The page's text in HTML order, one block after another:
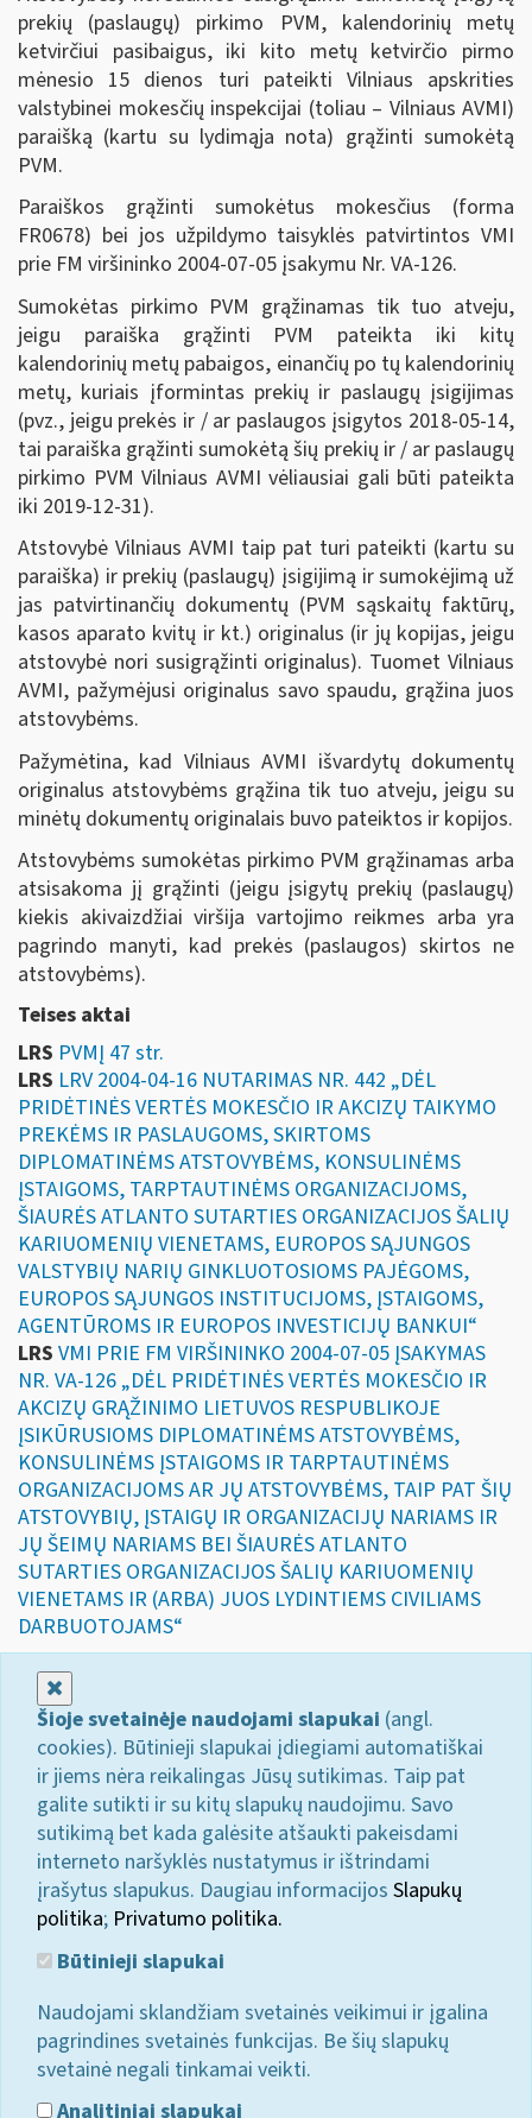
prekių (paslaugų) pirkimo PVM, kalendorinių metų
ketvirčiui pasibaigus, iki kito metų ketvirčio pirmo
mėnesio 15 dienos turi pateikti Vilniaus apskrities
valstybinei mokesčių inspekcijai (toliau – Vilniaus AVMI)
paraišką (kartu su lydimąja nota) grąžinti sumokėtą
PVM.
Paraiškos grąžinti sumokėtus mokesčius (forma
FR0678) bei jos užpildymo taisyklės patvirtintos VMI
prie FM viršininko 2004-07-05 įsakymu Nr. VA-126.
Sumokėtas pirkimo PVM grąžinamas tik tuo atveju,
jeigu paraiška grąžinti PVM pateikta iki kitų
kalendorinių metų pabaigos, einančių po tų kalendorinių
metų, kuriais įformintas prekių ir paslaugų įsigijimas
(pvz., jeigu prekės ir / ar paslaugos įsigytos 2018-05-14,
tai paraiška grąžinti sumokėtą šių prekių ir / ar paslaugų
pirkimo PVM Vilniaus AVMI vėliausiai gali būti pateikta
iki 2019-12-31).
Atstovybė Vilniaus AVMI taip pat turi pateikti (kartu su
paraiška) ir prekių (paslaugų) įsigijimą ir sumokėjimą už
jas patvirtinančių dokumentų (PVM sąskaitų faktūrų,
kasos aparato kvitų ir kt.) originalus (ir jų kopijas, jeigu
atstovybė nori susigrąžinti originalus). Tuomet Vilniaus
AVMI, pažymėjusi originalus savo spaudu, grąžina juos
atstovybėms.
Pažymėtina, kad Vilniaus AVMI išvardytų dokumentų
originalus atstovybėms grąžina tik tuo atveju, jeigu su
minėtų dokumentų originalais buvo pateiktos ir kopijos.
Atstovybėms sumokėtas pirkimo PVM grąžinamas arba
atsisakoma jį grąžinti (jeigu įsigytų prekių (paslaugų)
kiekis akivaizdžiai viršija vartojimo reikmes arba yra
pagrindo manyti, kad prekės (paslaugos) skirtos ne
atstovybėms).
Teises aktai
LRS PVMĮ 47 str.
LRS LRV 2004-04-16 NUTARIMAS NR. 442 „DĖL
PRIDĖTINĖS VERTĖS MOKESČIO IR AKCIZŲ TAIKYMO
PREKĖMS IR PASLAUGOMS, SKIRTOMS
DIPLOMATINĖMS ATSTOVYBĖMS, KONSULINĖMS
ĮSTAIGOMS, TARPTAUTINĖMS ORGANIZACIJOMS,
ŠIAURĖS ATLANTO SUTARTIES ORGANIZACIJOS ŠALIŲ
KARIUOMENIŲ VIENETAMS, EUROPOS SĄJUNGOS
VALSTYBIŲ NARIŲ GINKLUOTOSIOMS PAJĖGOMS,
EUROPOS SĄJUNGOS INSTITUCIJOMS, ĮSTAIGOMS,
AGENTŪROMS IR EUROPOS INVESTICIJŲ BANKUI“
LRS VMI PRIE FM VIRŠININKO 2004-07-05 ĮSAKYMAS
NR. VA-126 „DĖL PRIDĖTINĖS VERTĖS MOKESČIO IR
AKCIZŲ GRĄŽINIMO LIETUVOS RESPUBLIKOJE
ĮSIKŪRUSIOMS DIPLOMATINĖMS ATSTOVYBĖMS,
KONSULINĖMS ĮSTAIGOMS IR TARPTAUTINĖMS
ORGANIZACIJOMS AR JŲ ATSTOVYBĖMS, TAIP PAT ŠIŲ
ATSTOVYBIŲ, ĮSTAIGŲ IR ORGANIZACIJŲ NARIAMS IR
JŲ ŠEIMŲ NARIAMS BEI ŠIAURĖS ATLANTO
SUTARTIES ORGANIZACIJOS ŠALIŲ KARIUOMENIŲ
VIENETAMS IR (ARBA) JUOS LYDINTIEMS CIVILIAMS
DARBUOTOJAMS“
Šioje svetainėje naudojami slapukai (angl.
cookies). Būtinieji slapukai įdiegiami automatiškai
ir jiems nėra reikalingas Jūsų sutikimas. Taip pat
galite sutikti ir su kitų slapukų naudojimu. Savo
sutikimą bet kada galėsite atšaukti pakeisdami
interneto naršyklės nustatymus ir ištrindami
įrašytus slapukus. Daugiau informacijos Slapukų
politika; Privatumo politika.
Būtinieji slapukai
Naudojami sklandžiam svetainės veikimui ir įgalina
pagrindines svetainės funkcijas. Be šių slapukų
svetainė negali tinkamai veikti.
Analitiniai slapukai